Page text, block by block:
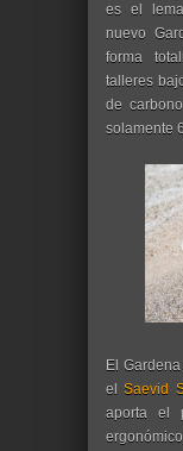
es el
nuevo
forma
talleres
de
solamente
El
elSaevid
aporta el